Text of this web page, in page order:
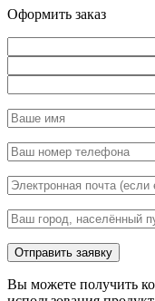
Оформить заказ
Вы можете получить